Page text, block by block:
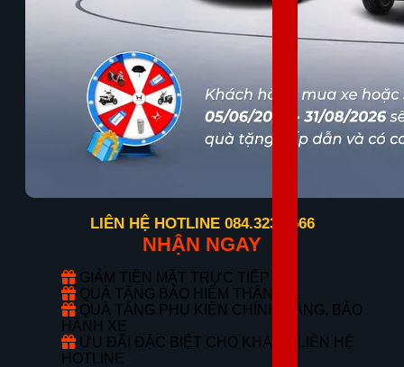
LIÊN HỆ HOTLINE 084.323.6666
NHẬN NGAY
GIẢM TIỀN MẶT TRỰC TIẾP
QUÀ TẶNG BẢO HIỂM THÂN VỎ
QUÀ TẶNG PHỤ KIỆN CHÍNH HÃNG, BẢO
HÀNH XE
ƯU ĐÃI ĐẶC BIỆT CHO KHÁCH LIÊN HỆ
HOTLINE